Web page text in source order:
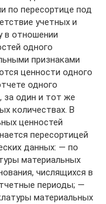
по пересортице под
учетных и
в отношении
одного
признаками
ценности одного
одного
за один и тот же
количествах. В
ценностей
пересортицей
данных: — по
материальных
числящихся в
периоды; —
материальных